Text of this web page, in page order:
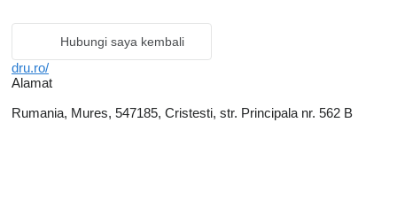
Hubungi saya kembali
dru.ro/
Alamat
Rumania, Mures, 547185, Cristesti, str. Principala nr. 562 B